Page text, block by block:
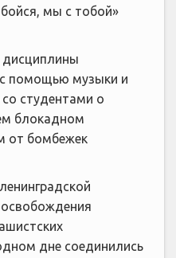
мы с тобой»
дисциплины
с помощью музыки и
студентами о
блокадном
от бомбежек
дне соединились